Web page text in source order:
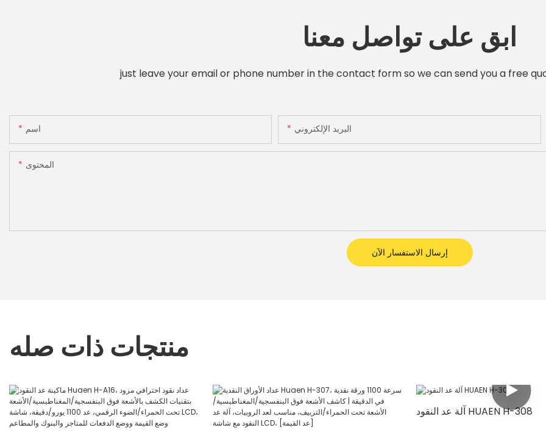
ابق على تواصل معنا
just leave your email or phone number in the contact form so we can send you a free
اسم البريد الإلكتروني
المحتوى
إرسال الاستفسار الآن
منتجات ذات صله
آلة عد النقود HUAEN H-308